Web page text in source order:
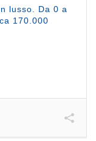
lusso. Da 0 a
170.000